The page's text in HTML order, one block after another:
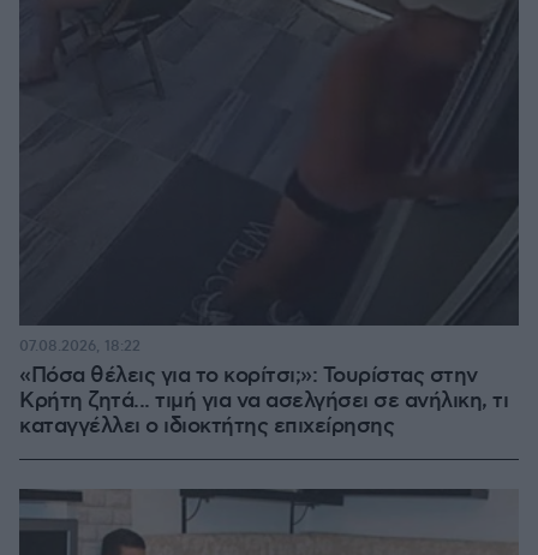
«Πόσα θέλεις για το κορίτσι;»: Τουρίστας στην
Κρήτη ζητά... τιμή για να ασελγήσει σε ανήλικη, τι
καταγγέλλει ο ιδιοκτήτης επιχείρησης
07.08.2026, 18:22